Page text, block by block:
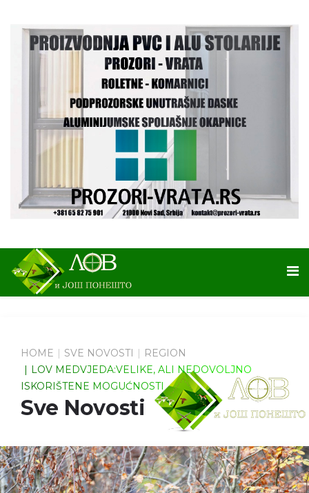
HOME SVE NOVOSTI
REGION
LOV MEDVJEDA:VELIKE, ALI NEDOVOLJNO
ISKORIŠTENE MOGUĆNOSTI
Sve Novosti